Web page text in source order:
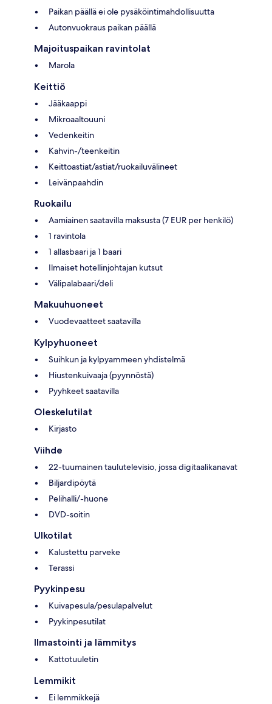
Paikan päällä ei ole pysäköintimahdollisuutta
Autonvuokraus paikan päällä
Majoituspaikan ravintolat
Marola
Keittiö
Jääkaappi
Mikroaaltouuni
Vedenkeitin
Kahvin-/teenkeitin
Keittoastiat/astiat/ruokailuvälineet
Leivänpaahdin
Ruokailu
Aamiainen saatavilla maksusta (7 EUR per henkilö)
1 ravintola
1 allasbaari ja 1 baari
Ilmaiset hotellinjohtajan kutsut
Välipalabaari/deli
Makuuhuoneet
Vuodevaatteet saatavilla
Kylpyhuoneet
Suihkun ja kylpyammeen yhdistelmä
Hiustenkuivaaja (pyynnöstä)
Pyyhkeet saatavilla
Oleskelutilat
Kirjasto
Viihde
22-tuumainen taulutelevisio, jossa digitaalikanavat
Biljardipöytä
Pelihalli/-huone
DVD-soitin
Ulkotilat
Kalustettu parveke
Terassi
Pyykinpesu
Kuivapesula/pesulapalvelut
Pyykinpesutilat
Ilmastointi ja lämmitys
Kattotuuletin
Lemmikit
Ei lemmikkejä